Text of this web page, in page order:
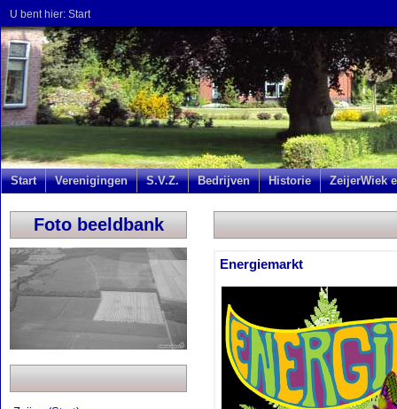
U bent hier: Start
Start Verenigingen S.V.Z. Bedrijven Historie ZeijerWiek
Foto beeldbank
Energiemarkt